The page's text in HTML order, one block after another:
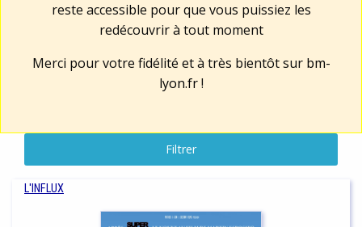
reste accessible pour que vous puissiez les
redécouvrir à tout moment
Merci pour votre fidélité et à très bientôt sur bm-
lyon.fr!
Filtrer
L'INFLUX